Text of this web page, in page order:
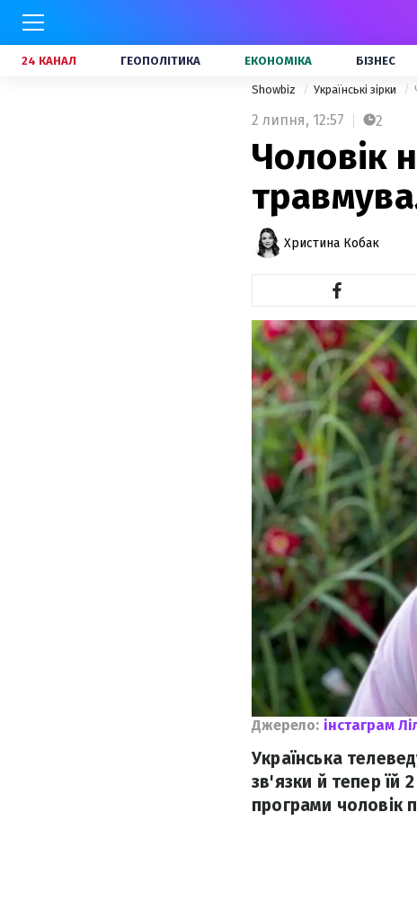
24 КАНАЛ ГЕОПОЛІТИКА ЕКОНОМІКА БІЗНЕС
Showbiz Українські зірки
2 липня, 12:57 2
Чоловік
Христина Кобак
Джерело: інстаграм
Українська
зв'язки й тепер їй
програми чоловік